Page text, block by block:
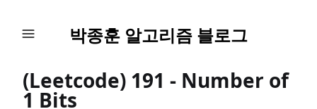
박종훈 알고리즘 블로그
(Leetcode) 191 - Number of
1 Bits